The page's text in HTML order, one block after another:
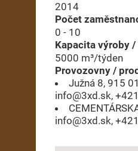
2014
Počet
0 - 10
Kapacita výroby
5000 m³/týden
Provozovny /
Južná 8, 915
info@3xd.sk,
info@3xd.sk,